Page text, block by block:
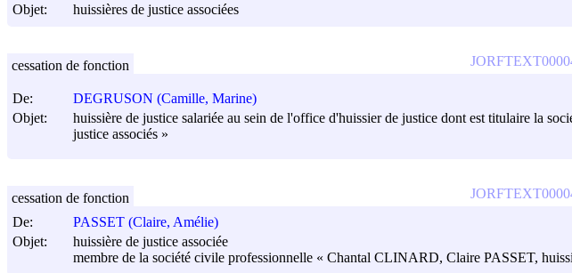
Objet:
huissières de justice associées
De:
DEGRUSON (Camille, Marine)
Objet:
huissière de justice salariée au sein de l'office d'huissier de justice dont est titulaire la
justice associés »
cessation de fonction
De:
PASSET (Claire, Amélie)
Objet:
huissière de justice associée
membre de la société civile professionnelle « Chantal CLINARD, Claire PASSET,
cessation de fonction